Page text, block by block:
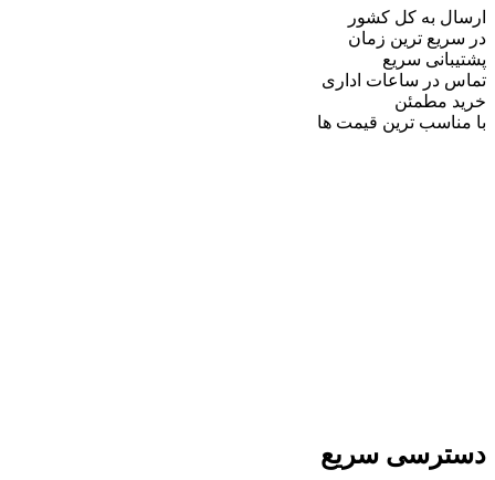
ارسال به کل کشور
در سریع ترین زمان
پشتیبانی سریع
تماس در ساعات اداری
خرید مطمئن
با مناسب ترین قیمت ها
دسترسی سریع